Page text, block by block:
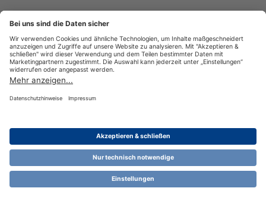
Nutzungsbestimmungen Cookie-Einstellungen
Community-Software:WoltLab Suite™ 6.1.13